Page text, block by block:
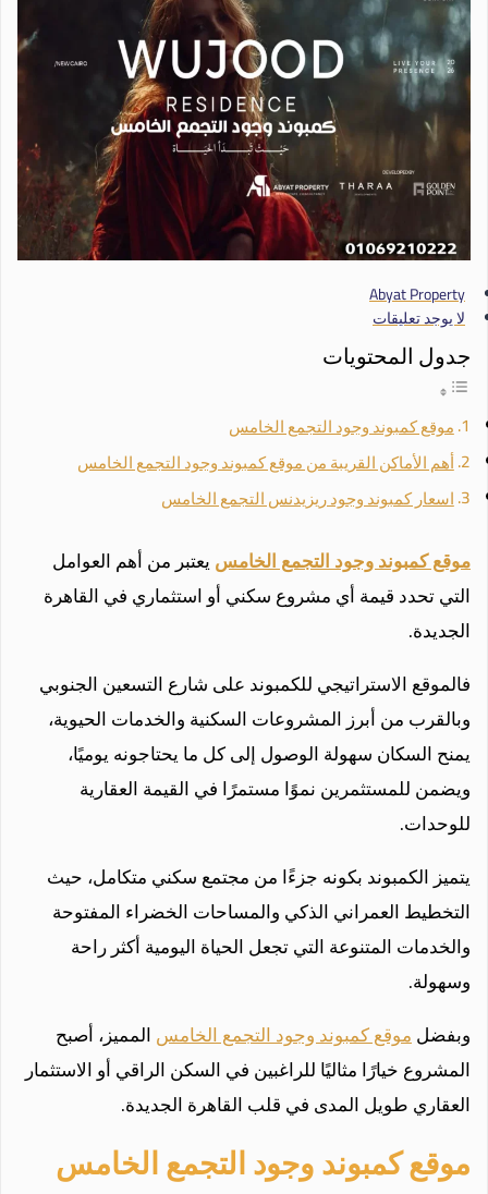
Abyat Property
لا يوجد تعليقات
جدول المحتويات
موقع كمبوند وجود التجمع الخامس
أهم الأماكن القريبة من موقع كمبوند وجود التجمع الخامس
اسعار كمبوند وجود ريزيدنس التجمع الخامس
موقع كمبوند وجود التجمع الخامسيعتبر من أهم العوامل
التي تحدد قيمة أي مشروع سكني أو استثماري في القاهرة
الجديدة.
فالموقع الاستراتيجي للكمبوند على شارع التسعين الجنوبي
وبالقرب من أبرز المشروعات السكنية والخدمات الحيوية،
يمنح السكان سهولة الوصول إلى كل ما يحتاجونه يوميًا،
ويضمن للمستثمرين نموًا مستمرًا في القيمة العقارية
للوحدات.
يتميز الكمبوند بكونه جزءًا من مجتمع سكني متكامل، حيث
التخطيط العمراني الذكي والمساحات الخضراء المفتوحة
والخدمات المتنوعة التي تجعل الحياة اليومية أكثر راحة
وسهولة.
وبفضلموقع كمبوند وجود التجمع الخامسالمميز، أصبح
المشروع خيارًا مثاليًا للراغبين في السكن الراقي أو الاستثمار
العقاري طويل المدى في قلب القاهرة الجديدة.
موقع كمبوند وجود التجمع الخامس